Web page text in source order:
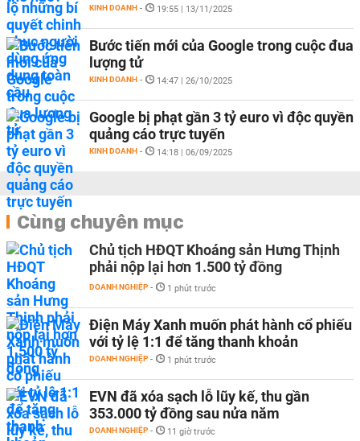
KINH DOANH - 19:55 | 13/11/2025
Bước tiến mới của Google trong cuộc đua
lượng tử
KINH DOANH - 14:47 | 26/10/2025
Google bị phạt gần 3 tỷ euro vì độc quyền
quảng cáo trực tuyến
KINH DOANH - 14:18 | 06/09/2025
Cùng chuyên mục
Chủ tịch HĐQT Khoáng sản Hưng Thịnh
phải nộp lại hơn 1.500 tỷ đồng
DOANH NGHIỆP - 1 phút trước
Điện Máy Xanh muốn phát hành cổ phiếu
với tỷ lệ 1:1 để tăng thanh khoản
DOANH NGHIỆP - 1 phút trước
EVN đã xóa sạch lỗ lũy kế, thu gần
353.000 tỷ đồng sau nửa năm
DOANH NGHIỆP - 11 giờ trước